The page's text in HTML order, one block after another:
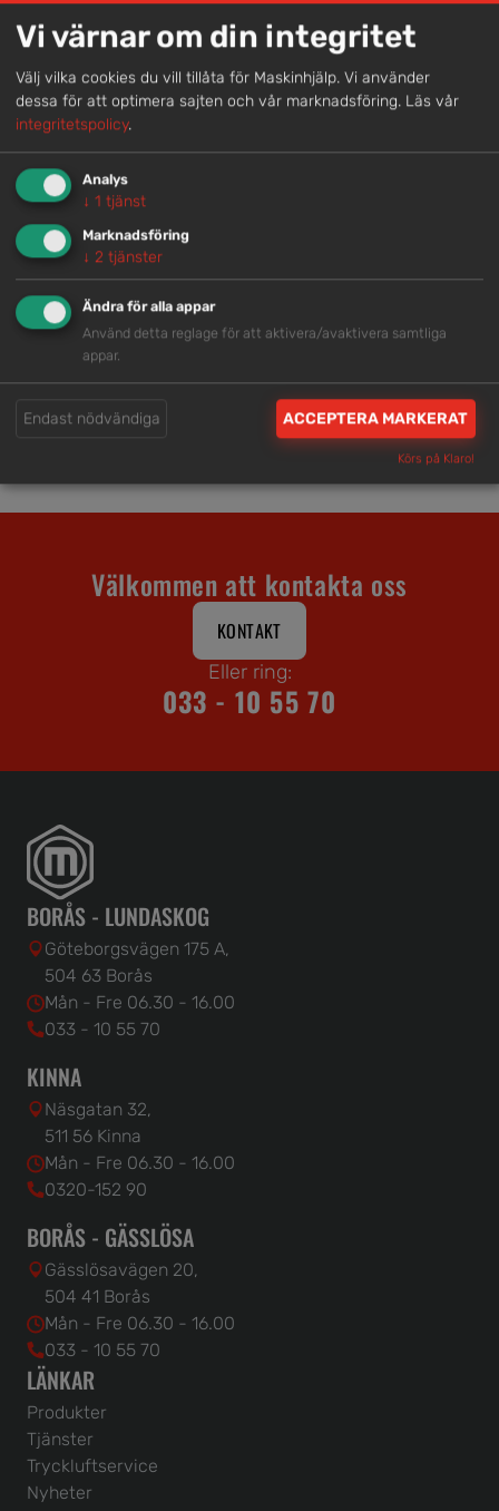
helhetslösningar.
Snabb service
Vi har tillgänglig personal som är redo att hjälpa dig.
Trygg rådgivning
Våra hjälpsamma medarbetare är experter inom
branschen.
Brett och samlat utbud
Vi har en välsorterad maskinpark med hög
Välkommen att kontakta oss
KONTAKT
Eller ring:
033 - 10 55 70
BORÅS - LUNDASKOG
Göteborgsvägen 175 A,
504 63 Borås
Mån - Fre 06.30 - 16.00
033 - 10 55 70
KINNA
Näsgatan 32,
511 56 Kinna
Mån - Fre 06.30 - 16.00
0320-152 90
BORÅS - GÄSSLÖSA
Gässlösavägen 20,
504 41 Borås
Mån - Fre 06.30 - 16.00
033 - 10 55 70
LÄNKAR
Produkter
Tjänster
Tryckluftservice
Nyheter
Vi värnar om din integritet
Välj vilka cookies du vill tillåta för Maskinhjälp. Vi använder
dessa för att optimera sajten och vår marknadsföring. Läs vår
integritetspolicy.
Analys
↓ 1 tjänst
Marknadsföring
↓ 2 tjänster
Ändra för alla appar
Använd detta reglage för att aktivera/avaktivera samtliga
appar.
Endast nödvändiga ACCEPTERA MARKERAT
Körs på Klaro!